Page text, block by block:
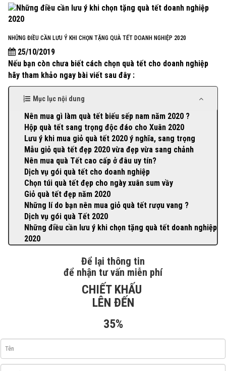
NHỮNG ĐIỀU CẦN LƯU Ý KHI CHỌN TẶNG QUÀ TẾT DOANH NGHIỆP 2020
25/10/2019
Nếu bạn còn chưa biết cách chọn quà tết cho doanh nghiệp
hãy tham khảo ngay bài viết sau đây :
Mục lục nội dung
Nên mua gì làm quà tết biếu sếp nam năm 2020 ?
Hộp quà tết sang trọng độc đáo cho Xuân 2020
Lưu ý khi mua giỏ quà tết 2020 ý nghĩa, sang trọng
Mẫu giỏ quà tết đẹp 2020 vừa đẹp vừa sang chảnh
Nên mua quà Tết cao cấp ở đâu uy tín?
Dịch vụ gói quà tết cho doanh nghiệp
Chọn túi quà tết đẹp cho ngày xuân sum vầy
Giỏ quà tết đẹp năm 2020
Những lí do bạn nên mua giỏ quà tết rượu vang ?
Dịch vụ gói quà Tết 2020
Những điều cần lưu ý khi chọn tặng quà tết doanh nghiệp
2020
Để lại thông tin
để nhận tư vấn miễn phí
CHIẾT KHẤU
LÊN ĐẾN
35%